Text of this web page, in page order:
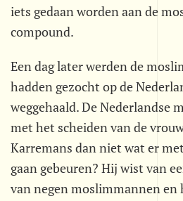
iets gedaan worden aan de
compound.
Een dag later werden de
hadden gezocht op de
weggehaald. De Nederlandse
met het scheiden van de
Karremans dan niet wat er
gaan gebeuren? Hij wist van
van negen moslimmannen en